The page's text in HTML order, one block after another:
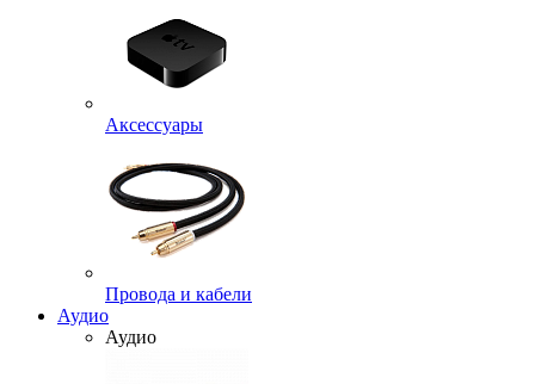
Аксессуары
Провода и кабели
Аудио
Аудио